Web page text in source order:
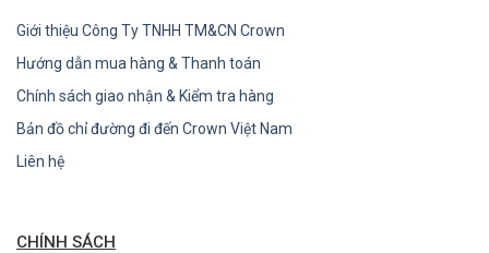
Giới thiệu Công Ty TNHH TM&CN Crown
Hướng dẫn mua hàng & Thanh toán
Chính sách giao nhận & Kiểm tra hàng
Bản đồ chỉ đường đi đến Crown Việt Nam
Liên hệ
CHÍNH SÁCH